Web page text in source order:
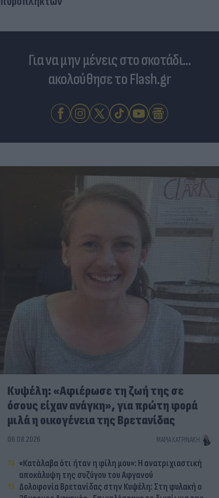
Για να μην μένεις στο σκοτάδι...
ακολούθησε το Flash.gr
Κυψέλη: «Αφιέρωσε τη ζωή της σε
όσους είχαν ανάγκη», για πρώτη φορά
μιλά η οικογένεια της Βρετανίδας
06.08.2026 ΜΑΡΊΑ ΚΑΤΡΙΝΆΚΗ
«Κατάλαβα ότι ήταν η φίλη μου»: Η ανατριχιαστική
αποκάλυψη της συζύγου του Αφγανού
Δολοφονία Βρετανίδας στην Κυψέλη: Στη φυλακή ο